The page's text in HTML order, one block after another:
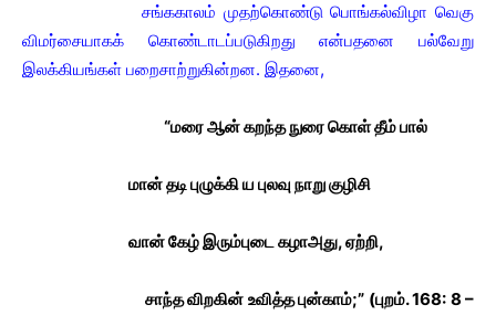
சங்ககாலம் முதற்கொண்டு பொங்கல்விழா வெகு
விமர்சையாகக் கொண்டாடப்படுகிறது என்பதனை பல்வேறு
இலக்கியங்கள் பறைசாற்றுகின்றன. இதனை,
“மரை ஆன் கறந்த நுரை கொள் தீம் பால்
மான் தடி புழுக்கி ய புலவு நாறு குழிசி
வான் கேழ் இரும்புடை கழாஅது, ஏற்றி,
சாந்த விறகின் உவித்த புன்காம்;” (புறம். 168: 8 –